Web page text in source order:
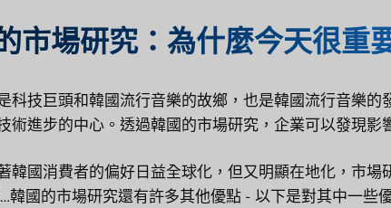
市場研究：為什麼今天很重
科技巨頭和韓國流行音樂的故鄉，也是韓國流行音樂
術進步的中心。透過韓國的市場研究，企業可以發現影
韓國消費者的偏好日益全球化，但又明顯在地化，市
韓國的市場研究還有許多其他優點 - 以下是對其中一些